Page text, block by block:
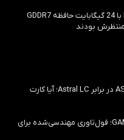
کارت گرافیک RTX 5070 Ti SUPER با 24 گیگابایت حافظه GDDR7
منتظرش بودند
بررسی ASUS ROG Astral RTX 5090 در برابر Astral LC؛ آیا کارت
بررسی کیس GAMDIAS NESO P1 Pro؛ فول‌تاوری مهندسی‌شده برای